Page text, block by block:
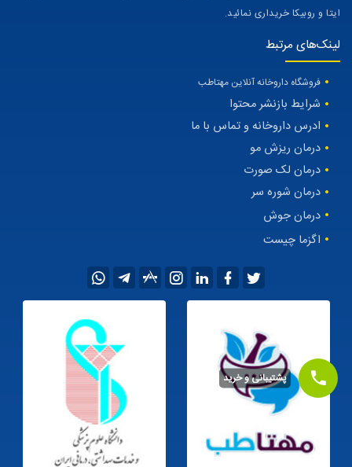
ایتا و روبیکا خریداری نمائید.
لینک‌های مرتبط
فروشگاه داروخانه آنلاین مهتاطب
شرایط بازنشر محتوا
ادرس داروخانه و تماس با ما
درمان ریزش مو
درمان لک صورت
درمان شوره سر
درمان جوش
اگزما چیست
پشتیبانی و خرید